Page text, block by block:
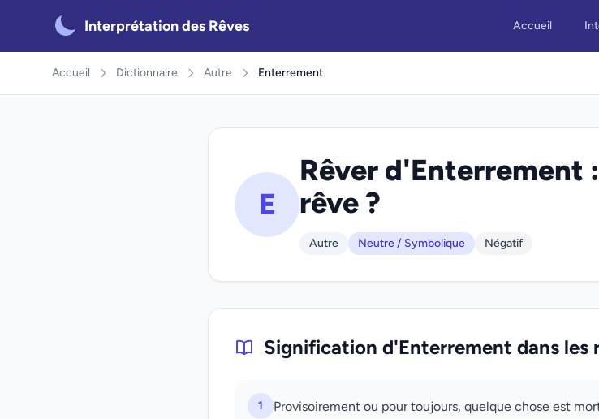
Interprétation des Rêves Accueil
Accueil Dictionnaire Autre Enterrement
E
Rêver d'Enterrement
rêve ?
Autre Neutre / Symbolique Négatif
Signification d'Enterrement dans les
1
Provisoirement ou pour toujours, quelque chose est